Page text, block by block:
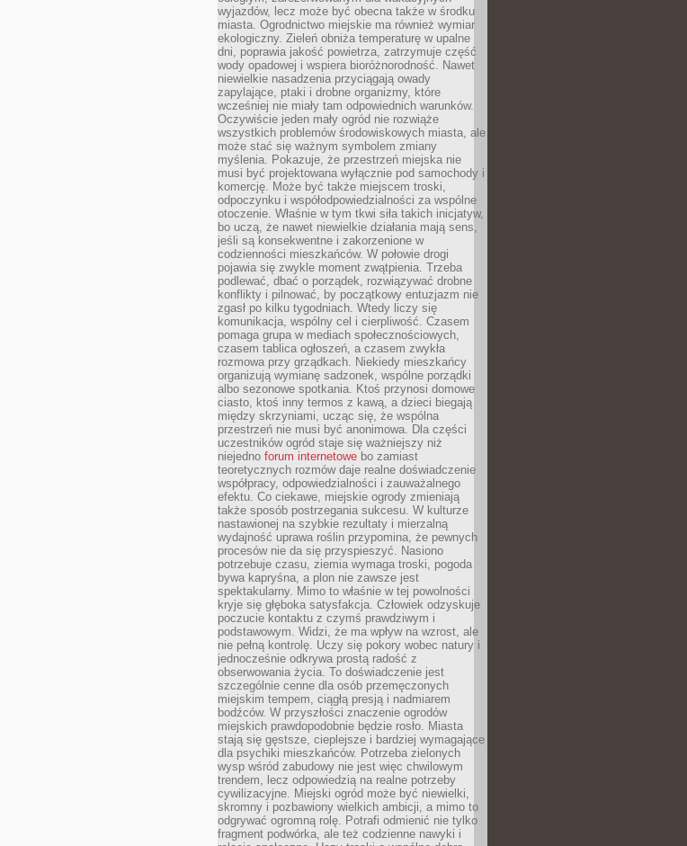
wyjazdów, lecz może być obecna także w środku
miasta. Ogrodnictwo miejskie ma również wymiar
ekologiczny. Zieleń obniża temperaturę w upalne
dni, poprawia jakość powietrza, zatrzymuje część
wody opadowej i wspiera bioróżnorodność. Nawet
niewielkie nasadzenia przyciągają owady
zapylające, ptaki i drobne organizmy, które
wcześniej nie miały tam odpowiednich warunków.
Oczywiście jeden mały ogród nie rozwiąże
wszystkich problemów środowiskowych miasta, ale
może stać się ważnym symbolem zmiany
myślenia. Pokazuje, że przestrzeń miejska nie
musi być projektowana wyłącznie pod samochody i
komercję. Może być także miejscem troski,
odpoczynku i współodpowiedzialności za wspólne
otoczenie. Właśnie w tym tkwi siła takich inicjatyw,
bo uczą, że nawet niewielkie działania mają sens,
jeśli są konsekwentne i zakorzenione w
codzienności mieszkańców. W połowie drogi
pojawia się zwykle moment zwątpienia. Trzeba
podlewać, dbać o porządek, rozwiązywać drobne
konflikty i pilnować, by początkowy entuzjazm nie
zgasł po kilku tygodniach. Wtedy liczy się
komunikacja, wspólny cel i cierpliwość. Czasem
pomaga grupa w mediach społecznościowych,
czasem tablica ogłoszeń, a czasem zwykła
rozmowa przy grządkach. Niekiedy mieszkańcy
organizują wymianę sadzonek, wspólne porządki
albo sezonowe spotkania. Ktoś przynosi domowe
ciasto, ktoś inny termos z kawą, a dzieci biegają
między skrzyniami, ucząc się, że wspólna
przestrzeń nie musi być anonimowa. Dla części
uczestników ogród staje się ważniejszy niż
niejedno forum internetowe bo zamiast
teoretycznych rozmów daje realne doświadczenie
współpracy, odpowiedzialności i zauważalnego
efektu. Co ciekawe, miejskie ogrody zmieniają
także sposób postrzegania sukcesu. W kulturze
nastawionej na szybkie rezultaty i mierzalną
wydajność uprawa roślin przypomina, że pewnych
procesów nie da się przyspieszyć. Nasiono
potrzebuje czasu, ziemia wymaga troski, pogoda
bywa kapryśna, a plon nie zawsze jest
spektakularny. Mimo to właśnie w tej powolności
kryje się głęboka satysfakcja. Człowiek odzyskuje
poczucie kontaktu z czymś prawdziwym i
podstawowym. Widzi, że ma wpływ na wzrost, ale
nie pełną kontrolę. Uczy się pokory wobec natury i
jednocześnie odkrywa prostą radość z
obserwowania życia. To doświadczenie jest
szczególnie cenne dla osób przemęczonych
miejskim tempem, ciągłą presją i nadmiarem
bodźców. W przyszłości znaczenie ogrodów
miejskich prawdopodobnie będzie rosło. Miasta
stają się gęstsze, cieplejsze i bardziej wymagające
dla psychiki mieszkańców. Potrzeba zielonych
wysp wśród zabudowy nie jest więc chwilowym
trendem, lecz odpowiedzią na realne potrzeby
cywilizacyjne. Miejski ogród może być niewielki,
skromny i pozbawiony wielkich ambicji, a mimo to
odgrywać ogromną rolę. Potrafi odmienić nie tylko
fragment podwórka, ale też codzienne nawyki i